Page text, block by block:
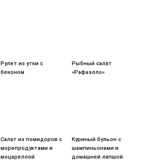
Рулет из утки с
беконом
Рыбный салат
«Рафаэлло»
Салат из помидоров с
морепродуктами и
моцареллой
Куриный бульон с
шампиньонами и
домашней лапшой